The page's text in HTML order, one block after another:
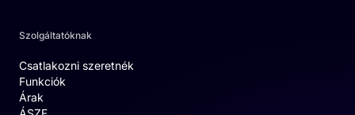
Szolgáltatóknak
Csatlakozni szeretnék
Funkciók
Árak